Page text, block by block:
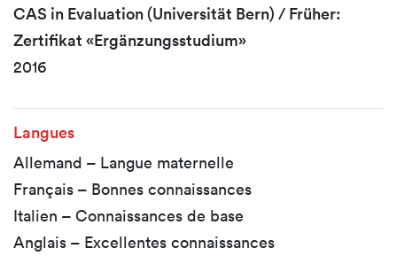
CAS in Evaluation (Universität Bern) / Früher:
Zertifikat «Ergänzungsstudium»
2016
Langues
Allemand – Langue maternelle
Français – Bonnes connaissances
Italien – Connaissances de base
Anglais – Excellentes connaissances